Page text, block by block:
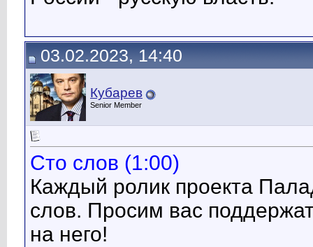
03.02.2023, 14:40
Кубарев
Senior Member
Сто слов (1:00)
Каждый ролик проекта
слов. Просим вас
на него!